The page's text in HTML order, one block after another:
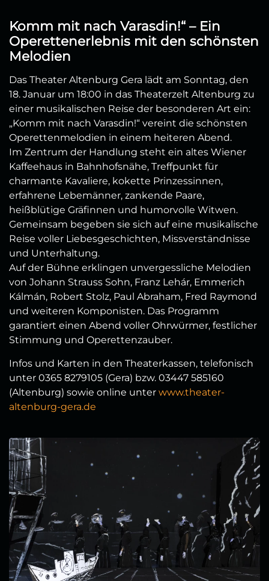
Komm mit nach Varasdin!“ – Ein
Operettenerlebnis mit den schönsten
Melodien
Das Theater Altenburg Gera lädt am Sonntag, den
18. Januar um 18:00 in das Theaterzelt Altenburg zu
einer musikalischen Reise der besonderen Art ein:
„Komm mit nach Varasdin!“ vereint die schönsten
Operettenmelodien in einem heiteren Abend.
Im Zentrum der Handlung steht ein altes Wiener
Kaffeehaus in Bahnhofsnähe, Treffpunkt für
charmante Kavaliere, kokette Prinzessinnen,
erfahrene Lebemänner, zankende Paare,
heißblütige Gräfinnen und humorvolle Witwen.
Gemeinsam begeben sie sich auf eine musikalische
Reise voller Liebesgeschichten, Missverständnisse
und Unterhaltung.
Auf der Bühne erklingen unvergessliche Melodien
von Johann Strauss Sohn, Franz Lehár, Emmerich
Kálmán, Robert Stolz, Paul Abraham, Fred Raymond
und weiteren Komponisten. Das Programm
garantiert einen Abend voller Ohrwürmer, festlicher
Stimmung und Operettenzauber.
Infos und Karten in den Theaterkassen, telefonisch
unter 0365 8279105 (Gera) bzw. 03447 585160
(Altenburg) sowie online unter www.theater-
altenburg-gera.de